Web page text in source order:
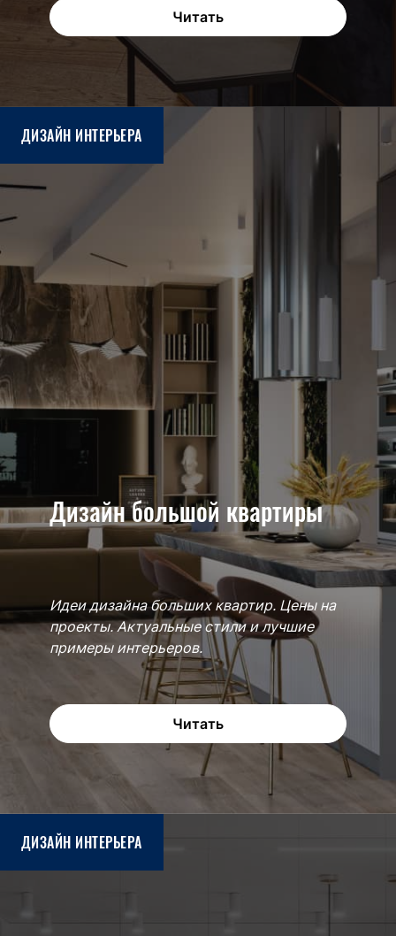
Читать
Дизайн большой квартиры
Идеи дизайна больших квартир. Цены на
проекты. Актуальные стили и лучшие
примеры интерьеров.
Читать
ДИЗАЙН ИНТЕРЬЕРА
ДИЗАЙН ИНТЕРЬЕРА